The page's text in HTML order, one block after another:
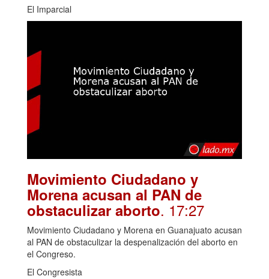
El Imparcial
Movimiento Ciudadano y
Morena acusan al PAN de
obstaculizar aborto. 17:27
Movimiento Ciudadano y Morena en Guanajuato acusan
al PAN de obstaculizar la despenalización del aborto en
el Congreso.
El Congresista